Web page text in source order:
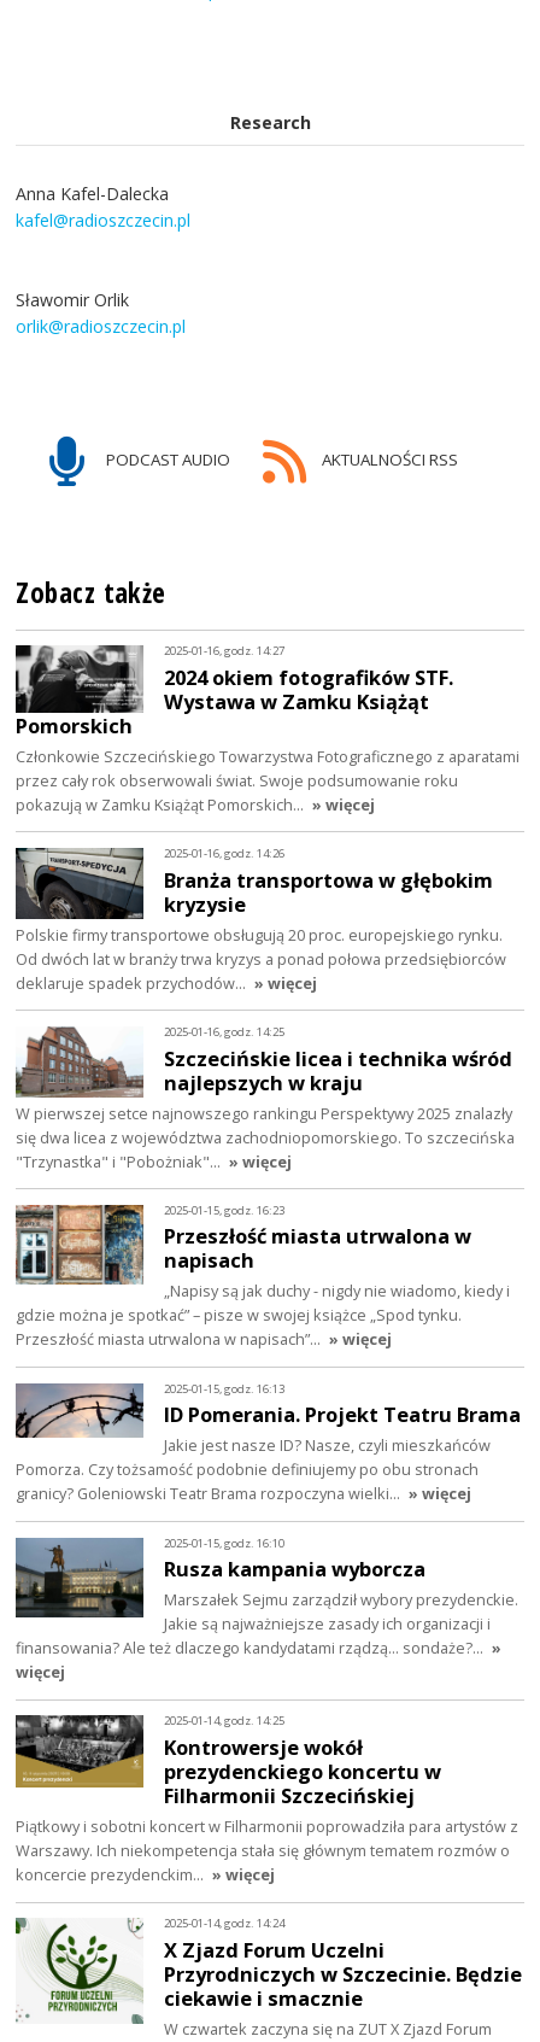
Research
Anna Kafel-Dalecka
kafel@radioszczecin.pl
Sławomir Orlik
orlik@radioszczecin.pl
PODCAST AUDIO AKTUALNOŚCI RSS
Zobacz także
2025-01-16, godz. 14:27
2024 okiem fotografików STF.
Wystawa w Zamku Książąt
Pomorskich
Członkowie Szczecińskiego Towarzystwa Fotograficznego z aparatami
przez cały rok obserwowali świat. Swoje podsumowanie roku
pokazują w Zamku Książąt Pomorskich… » więcej
2025-01-16, godz. 14:26
Branża transportowa w głębokim
kryzysie
Polskie firmy transportowe obsługują 20 proc. europejskiego rynku.
Od dwóch lat w branży trwa kryzys a ponad połowa przedsiębiorców
deklaruje spadek przychodów… » więcej
2025-01-16, godz. 14:25
Szczecińskie licea i technika wśród
najlepszych w kraju
W pierwszej setce najnowszego rankingu Perspektywy 2025 znalazły
się dwa licea z województwa zachodniopomorskiego. To szczecińska
"Trzynastka" i "Pobożniak"… » więcej
2025-01-15, godz. 16:23
Przeszłość miasta utrwalona w
napisach
„Napisy są jak duchy - nigdy nie wiadomo, kiedy i
gdzie można je spotkać” – pisze w swojej książce „Spod tynku.
Przeszłość miasta utrwalona w napisach”… » więcej
2025-01-15, godz. 16:13
ID Pomerania. Projekt Teatru Brama
Jakie jest nasze ID? Nasze, czyli mieszkańców
Pomorza. Czy tożsamość podobnie definiujemy po obu stronach
granicy? Goleniowski Teatr Brama rozpoczyna wielki… » więcej
2025-01-15, godz. 16:10
Rusza kampania wyborcza
Marszałek Sejmu zarządził wybory prezydenckie.
Jakie są najważniejsze zasady ich organizacji i
finansowania? Ale też dlaczego kandydatami rządzą… sondaże?… »
więcej
2025-01-14, godz. 14:25
Kontrowersje wokół
prezydenckiego koncertu w
Filharmonii Szczecińskiej
Piątkowy i sobotni koncert w Filharmonii poprowadziła para artystów z
Warszawy. Ich niekompetencja stała się głównym tematem rozmów o
koncercie prezydenckim… » więcej
2025-01-14, godz. 14:24
X Zjazd Forum Uczelni
Przyrodniczych w Szczecinie. Będzie
ciekawie i smacznie
W czwartek zaczyna się na ZUT X Zjazd Forum